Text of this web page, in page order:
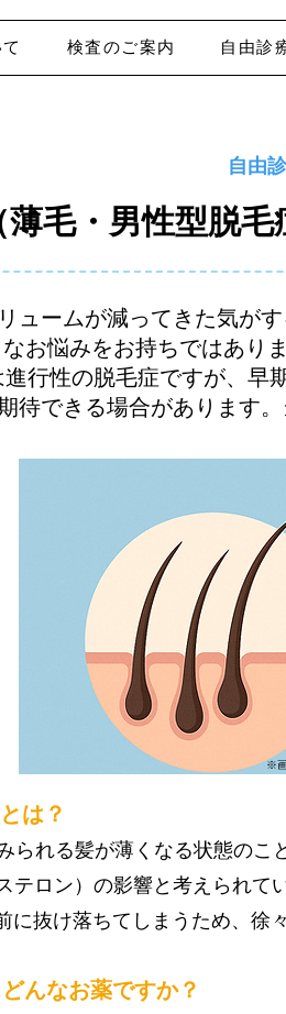
検査のご案内 自由診
毛・男性型脱毛
ュームが減ってきた気が
お悩みをお持ちではあり
進行性の脱毛症ですが、早
待できる場合があります
自由
​※画
は？
られる髪が薄くなる状態の
テロン）の影響と考えられて
に抜け落ちてしまうため、徐
んなお薬ですか？